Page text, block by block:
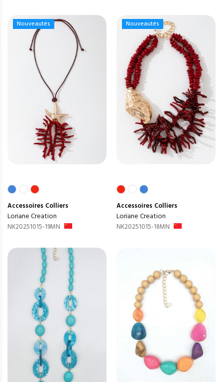
Nouveautés
Accessoires Colliers
Loriane Creation
NK20251015-19MN
Nouveautés
Accessoires Colliers
Loriane Creation
NK20251015-18MN